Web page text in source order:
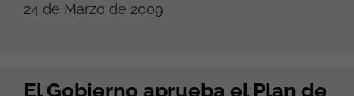
24 de Marzo de 2009
El Gobierno aprueba el Plan de